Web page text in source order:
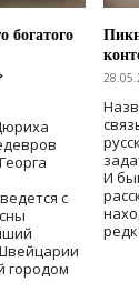
богатого
с
городом
И